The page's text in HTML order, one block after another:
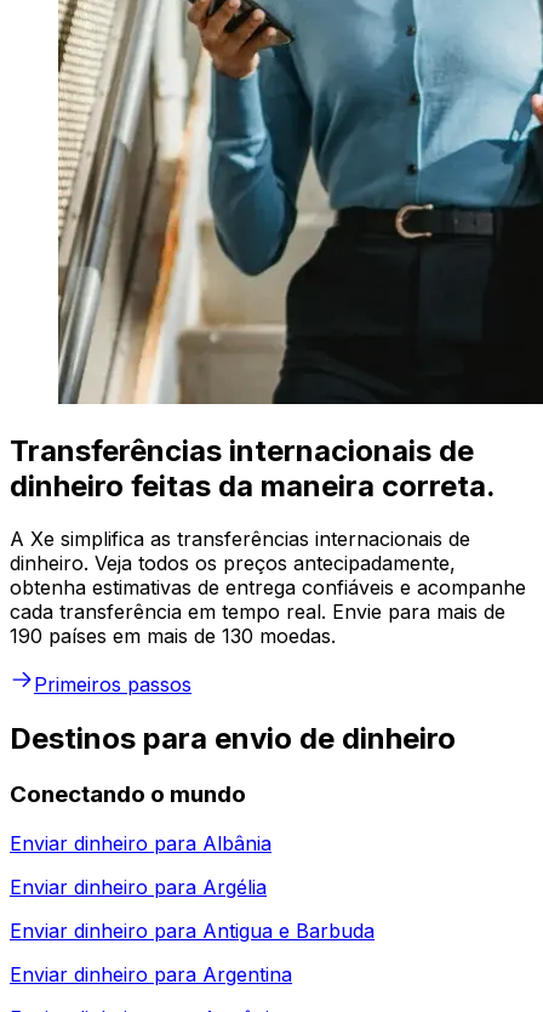
Transferências internacionais de
dinheiro feitas da maneira correta.
A Xe simplifica as transferências internacionais de
dinheiro. Veja todos os preços antecipadamente,
obtenha estimativas de entrega confiáveis e acompanhe
cada transferência em tempo real. Envie para mais de
190 países em mais de 130 moedas.
Primeiros passos
Destinos para envio de dinheiro
Conectando o mundo
Enviar dinheiro para Albânia
Enviar dinheiro para Argélia
Enviar dinheiro para Antigua e Barbuda
Enviar dinheiro para Argentina